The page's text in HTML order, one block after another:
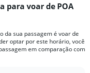
para voar de POA
da sua passagem é voar de
optar por este horário, você
em comparação com